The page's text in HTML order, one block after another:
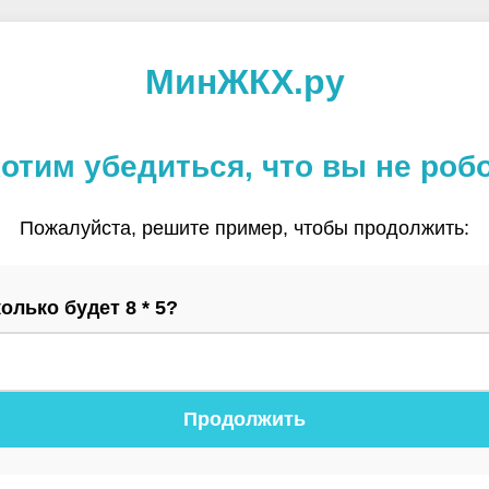
МинЖКХ.ру
убедиться, что вы не
Пожалуйста, решите пример, чтобы продолжить:
будет 8 * 5?
Продолжить